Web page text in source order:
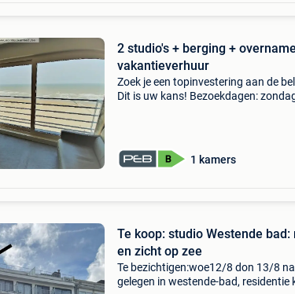
2 studio's + berging +
vakantieverhuur
Zoek je een topinvestering aan de
Dit is uw kans! Bezoekdagen:
1 kamers
Te koop: studio Westende
en zicht op zee
Te bezichtigen:woe12/8 don 13/8
gelegen in westende-bad,